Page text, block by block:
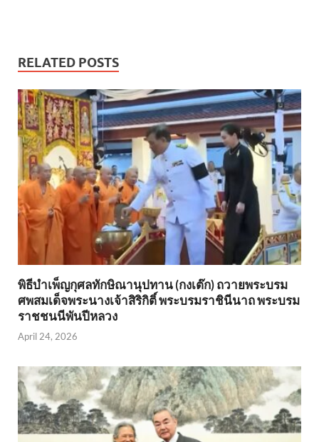
RELATED POSTS
พิธีบำเพ็ญกุศลทักษิณานุปทาน (กงเต๊ก) ถวายพระบรม
ศพสมเด็จพระนางเจ้าสิริกิติ์ พระบรมราชินีนาถ พระบรม
ราชชนนีพันปีหลวง
April 24, 2026